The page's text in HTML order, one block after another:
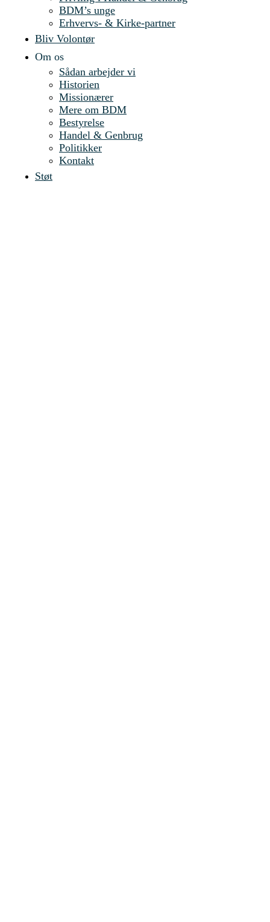
BDM’s unge
Erhvervs- & Kirke-partner
Bliv Volontør
Om os
Sådan arbejder vi
Historien
Missionærer
Mere om BDM
Bestyrelse
Handel & Genbrug
Politikker
Kontakt
Støt